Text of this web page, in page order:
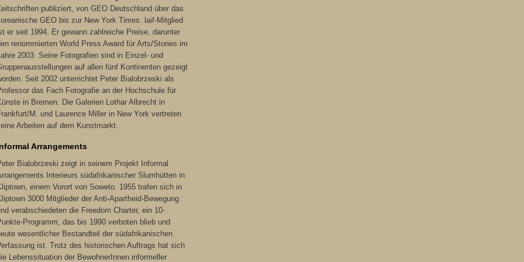
publiziert, von GEO Deutschland über das
GEO bis zur New York Times. laif-Mitglied
er seit 1994. Er gewann zahlreiche Preise, darunter
renommierten World Press Award für Arts/Stories im
2003. Seine Fotografien sind in Einzel- und
auf allen fünf Kontinenten gezeigt
Seit 2002 unterrichtet Peter Bialobrzeski als
das Fach Fotografie an der Hochschule für
in Bremen. Die Galerien Lothar Albrecht in
M. und Laurence Miller in New York vertreten
Arbeiten auf dem Kunstmarkt.
Arrangements
Bialobrzeski zeigt in seinem Projekt Informal
Interieurs südafrikanischer Slumhütten in
einem Vorort von Soweto. 1955 trafen sich in
3000 Mitglieder der Anti-Apartheid-Bewegung
verabschiedeten die Freedom Charter, ein 10-
Programm, das bis 1990 verboten blieb und
wesentlicher Bestandteil der südafrikanischen
ist. Trotz des historischen Auftrags hat sich
Lebenssituation der BewohnerInnen informeller